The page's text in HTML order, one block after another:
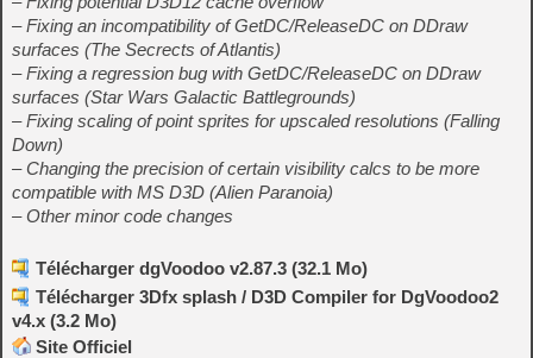
– Fixing an incompatibility of GetDC/ReleaseDC on DDraw
surfaces (The Secrects of Atlantis)
– Fixing a regression bug with GetDC/ReleaseDC on DDraw
surfaces (Star Wars Galactic Battlegrounds)
– Fixing scaling of point sprites for upscaled resolutions (Falling
Down)
– Changing the precision of certain visibility calcs to be more
compatible with MS D3D (Alien Paranoia)
– Other minor code changes
Télécharger dgVoodoo v2.87.3 (32.1 Mo)
Télécharger 3Dfx splash / D3D Compiler for DgVoodoo2
v4.x (3.2 Mo)
Site Officiel